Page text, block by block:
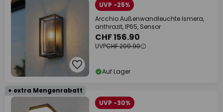
UVP -25%
Arcchio Außenwandleuchte Ismera,
anthrazit, IP65, Sensor
CHF 156.90
UVPCHF 209.90
Auf Lager
+ extra Mengenrabatt
UVP -30%